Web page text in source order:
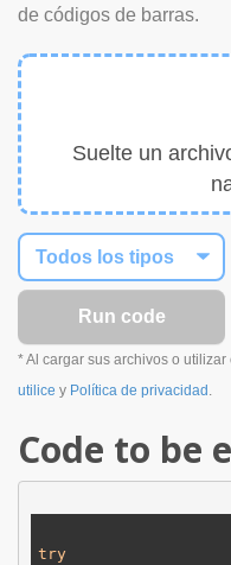
de códigos de barras.
Suelte un
* Al cargar sus archivos o
utilice y Política de privacidad
Code to be
try